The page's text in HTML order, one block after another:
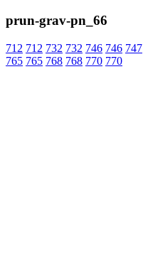
prun-grav-pn_66
712 712 732 732 746 746 747
765 765 768 768 770 770